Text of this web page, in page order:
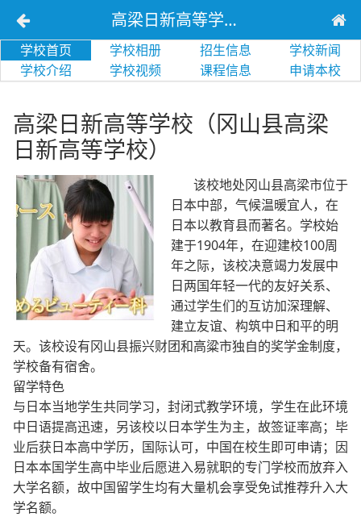
高梁日新高等学校（冈山县高梁日新高等学校）
学校首页 学校相册 招生信息
学校新闻
学校介绍
学校视频 课程信息 申请本校
高梁日新高等学校（冈山县高梁
日新高等学校）
该校地处冈山县高梁市位于
日本中部，气候温暖宜人，在
日本以教育县而著名。学校始
建于1904年，在迎建校100周
年之际，该校决意竭力发展中
日两国年轻一代的友好关系、
通过学生们的互访加深理解、
建立友谊、构筑中日和平的明
天。该校设有冈山县振兴财团和高粱市独自的奖学金制度，
学校备有宿舍。
留学特色
与日本当地学生共同学习，封闭式教学环境，学生在此环境
中日语提高迅速，另该校以日本学生为主，故签证率高；毕
业后获日本高中学历，国际认可，中国在校生即可申请；因
日本本国学生高中毕业后愿进入易就职的专门学校而放弃入
大学名额，故中国留学生均有大量机会享受免试推荐升入大
学名额。